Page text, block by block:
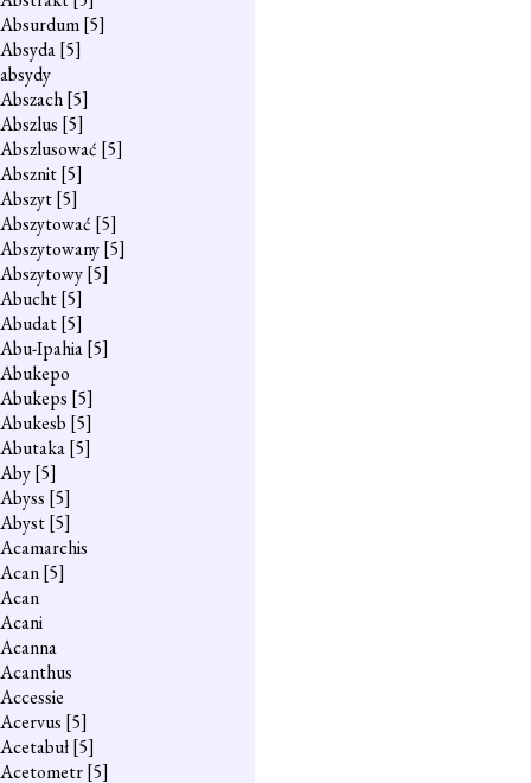
Absurdum[5]
Absyda[5]
absydy
Abszach[5]
Abszlus [5]
Abszlusować [5]
Absznit[5]
Abszyt[5]
Abszytować [5]
Abszytowany[5]
Abszytowy[5]
Abucht[5]
Abudat[5]
Abu-Ipahia[5]
Abukepo
Abukeps [5]
Abukesb [5]
Abutaka[5]
Aby[5]
Abyss [5]
Abyst[5]
Acamarchis
Acan[5]
Acan
Acani
Acanna
Acanthus
Accessie
Acervus [5]
Acetabuł[5]
Acetometr[5]